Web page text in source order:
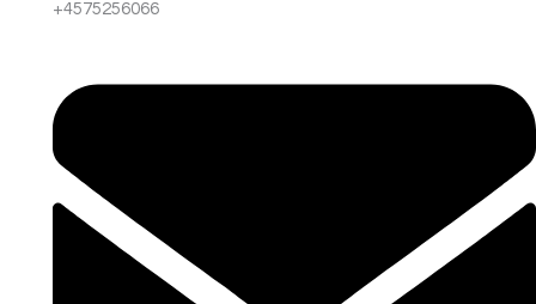
+4575256066